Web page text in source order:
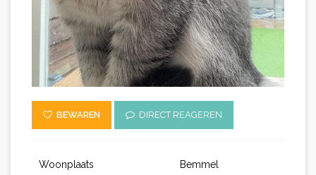
BEWAREN DIRECT REAGEREN
Woonplaats
Bemmel